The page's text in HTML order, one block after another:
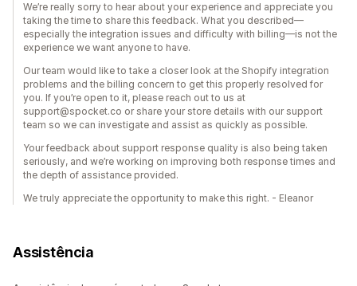
We’re really sorry to hear about your experience and appreciate you
taking the time to share this feedback. What you described—
especially the integration issues and difficulty with billing—is not the
experience we want anyone to have.
Our team would like to take a closer look at the Shopify integration
problems and the billing concern to get this properly resolved for
you. If you’re open to it, please reach out to us at
support@spocket.co or share your store details with our support
team so we can investigate and assist as quickly as possible.
Your feedback about support response quality is also being taken
seriously, and we’re working on improving both response times and
the depth of assistance provided.
We truly appreciate the opportunity to make this right. - Eleanor
Assistência